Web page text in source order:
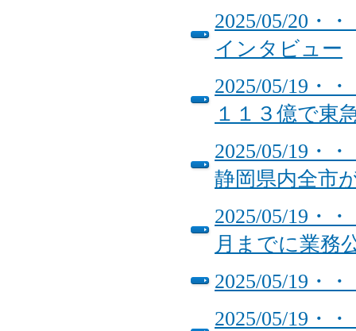
2025/05/20・
インタビュー
2025/05/19・
１１３億で東
2025/05/19・
静岡県内全市
2025/05/19・
月までに業務
2025/05/19・
2025/05/19・